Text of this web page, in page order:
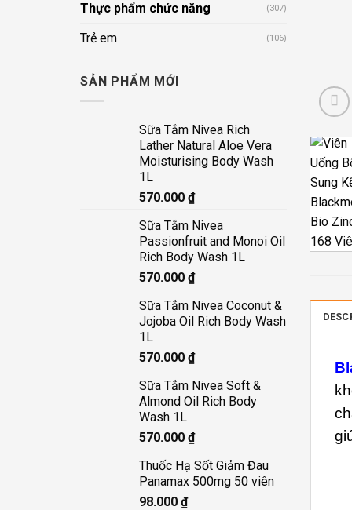
Thực phẩm chức năng (307)
Trẻ em (106)
SẢN PHẨM MỚI
Sữa Tắm Nivea Rich
Lather Natural Aloe Vera
Moisturising Body Wash
1L
570.000 ₫
Sữa Tắm Nivea
Passionfruit and Monoi Oil
Rich Body Wash 1L
570.000 ₫
Sữa Tắm Nivea Coconut &
Jojoba Oil Rich Body Wash
1L
570.000 ₫
Sữa Tắm Nivea Soft &
Almond Oil Rich Body
Wash 1L
570.000 ₫
Thuốc Hạ Sốt Giảm Đau
Panamax 500mg 50 viên
98.000 ₫